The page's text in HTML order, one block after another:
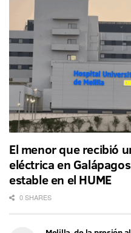
El menor que recibió
eléctrica en
estable en el HUME
0 SHARES